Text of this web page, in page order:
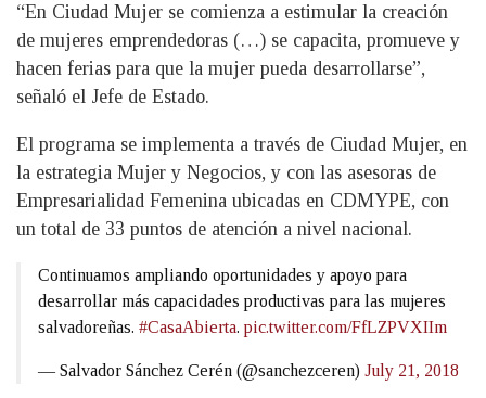
“En Ciudad Mujer se comienza a estimular la creación
de mujeres emprendedoras (…) se capacita, promueve y
hacen ferias para que la mujer pueda desarrollarse”,
señaló el Jefe de Estado.
El programa se implementa a través de Ciudad Mujer, en
la estrategia Mujer y Negocios, y con las asesoras de
Empresarialidad Femenina ubicadas en CDMYPE, con
un total de 33 puntos de atención a nivel nacional.
Continuamos ampliando oportunidades y apoyo para
desarrollar más capacidades productivas para las mujeres
salvadoreñas. #CasaAbierta. pic.twitter.com/FfLZPVXIIm
— Salvador Sánchez Cerén (@sanchezceren) July 21, 2018